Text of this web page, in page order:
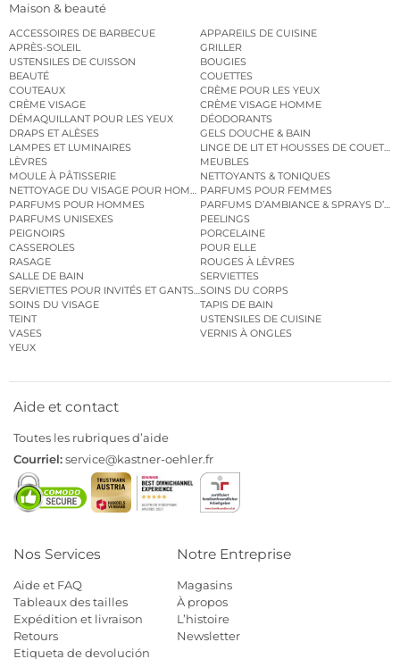
Maison & beauté
ACCESSOIRES DE BARBECUE
APPAREILS DE CUISINE
APRÈS-SOLEIL
GRILLER
USTENSILES DE CUISSON
BOUGIES
BEAUTÉ
COUETTES
COUTEAUX
CRÈME POUR LES YEUX
CRÈME VISAGE
CRÈME VISAGE HOMME
DÉMAQUILLANT POUR LES YEUX
DÉODORANTS
DRAPS ET ALÈSES
GELS DOUCHE & BAIN
LAMPES ET LUMINAIRES
LINGE DE LIT ET HOUSSES DE COUETTE
LÈVRES
MEUBLES
MOULE À PÂTISSERIE
NETTOYANTS & TONIQUES
NETTOYAGE DU VISAGE POUR HOMMESPARFUMS POUR FEMMES
PARFUMS POUR HOMMES
PARFUMS D’AMBIANCE & SPRAYS
PARFUMS UNISEXES
PEELINGS
PEIGNOIRS
PORCELAINE
CASSEROLES
POUR ELLE
RASAGE
ROUGES À LÈVRES
SALLE DE BAIN
SERVIETTES
SERVIETTES POUR INVITÉS ET GANTS DE TOILETTE
SOINS DU CORPS
SOINS DU VISAGE
TAPIS DE BAIN
TEINT
USTENSILES DE CUISINE
VASES
VERNIS À ONGLES
YEUX
Aide et contact
Toutes les rubriques d’aide
Courriel:service@kastner-oehler.fr
Nos Services
Aide et FAQ
Tableaux des tailles
Expédition et livraison
Retours
Etiqueta de devolución
Notre Entreprise
Magasins
À propos
L’histoire
Newsletter